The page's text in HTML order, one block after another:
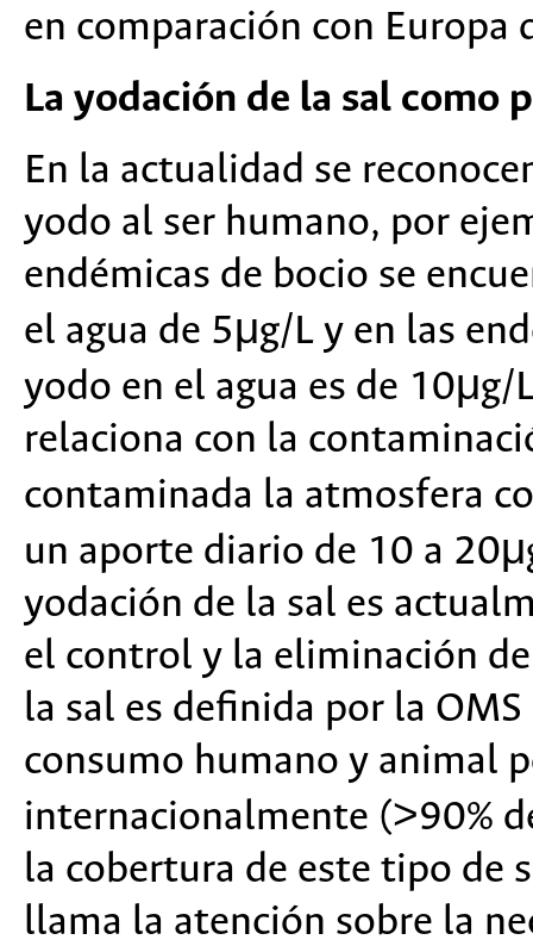
en comparación con Europa
La yodación de la sal como
En la actualidad se
yodo al ser humano, por
endémicas de bocio se
el agua de 5μg/L y en las
yodo en el agua es de 10μg/
relaciona con la
contaminada la atmosfera
un aporte diario de 10 a
yodación de la sal es
el control y la eliminación
la sal es definida por la
consumo humano y animal
internacionalmente (>90%
la cobertura de este tipo de
llama la atención sobre la